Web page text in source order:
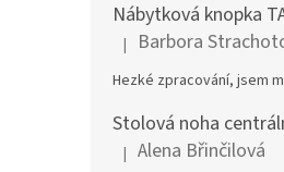
Hodnocení produktu je 5
| Barbora
Hezké zpracování, jsem
Hodnocení produktu je 5
| Alena Břinčilová